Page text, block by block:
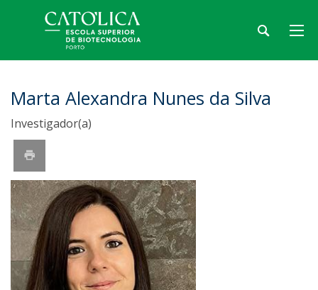
Marta Alexandra Nunes da Silva
Investigador(a)